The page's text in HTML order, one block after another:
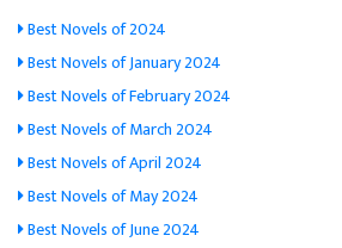
Best Novels of 2024
Best Novels of January 2024
Best Novels of February 2024
Best Novels of March 2024
Best Novels of April 2024
Best Novels of May 2024
Best Novels of June 2024